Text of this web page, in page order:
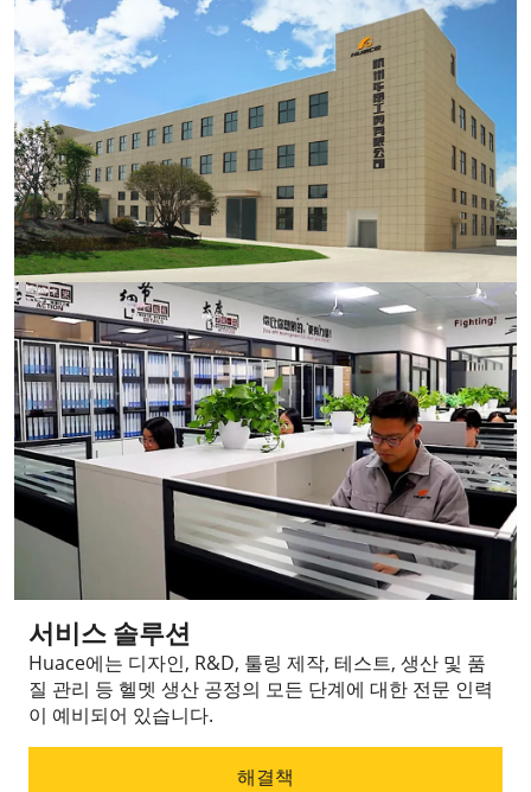
서비스 솔루션
Huace에는 디자인, R&D, 툴링 제작, 테스트, 생산 및 품
질 관리 등 헬멧 생산 공정의 모든 단계에 대한 전문 인력
이 예비되어 있습니다.
해결책